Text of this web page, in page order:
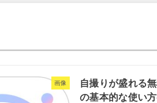
画像
自撮りが盛れる
の基本的な使い